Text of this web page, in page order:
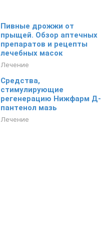
Пивные дрожжи от
прыщей. Обзор аптечных
препаратов и рецепты
лечебных масок
Лечение
Средства,
стимулирующие
регенерацию Нижфарм Д-
пантенол мазь
Лечение